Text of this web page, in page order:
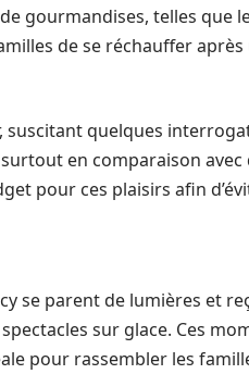
gourmandises, telles que
de se réchauffer après
quelques
en comparaison avec
pour ces plaisirs afin
se parent de lumières et
sur glace. Ces
pour rassembler les